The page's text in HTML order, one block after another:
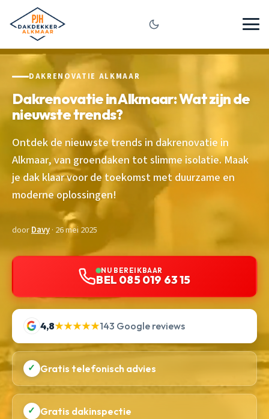
DAKRENOVATIE ALKMAAR
Dakrenovatie in Alkmaar: Wat zijn de
nieuwste trends?
Ontdek de nieuwste trends in dakrenovatie in
Alkmaar, van groendaken tot slimme isolatie. Maak
je dak klaar voor de toekomst met duurzame en
moderne oplossingen!
doorDavy· 26 mei 2025
NU BEREIKBAAR
BEL 085 019 63 15
4,8★★★★★143 Google reviews
✓ Gratis telefonisch advies
✓ Gratis dakinspectie